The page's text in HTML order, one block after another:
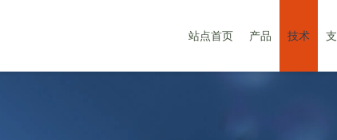
站点首页 产品 技术